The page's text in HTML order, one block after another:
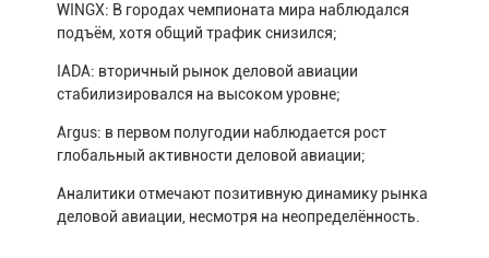
WINGX: В городах чемпионата мира наблюдался
подъём, хотя общий трафик снизился;
IADA: вторичный рынок деловой авиации
стабилизировался на высоком уровне;
Argus: в первом полугодии наблюдается рост
глобальный активности деловой авиации;
Аналитики отмечают позитивную динамику рынка
деловой авиации, несмотря на неопределённость.